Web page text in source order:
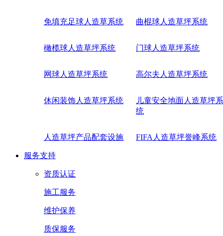
免填充足球人造草系统 曲棍球人造草坪系统
橄榄球人造草坪系统 门球人造草坪系统
网球人造草坪系统 高尔夫人造草坪系统
休闲装饰人造草坪系统
儿童安全地面人造草坪系
统
人造草坪产品配套设施 FIFA人造草坪誉峰系统
服务支持
资质认证
施工服务
维护保养
质保服务